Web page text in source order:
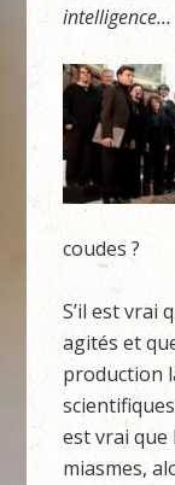
intelligence…
coudes ?
S’il est vrai
agités et
production
est vrai que
miasmes,